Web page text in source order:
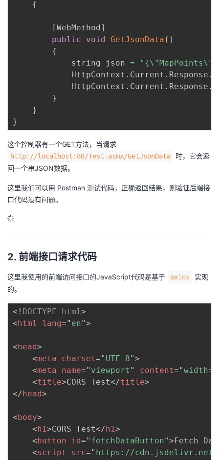
{
[WebMethod ]
public
void GetJsonData ( )
{
            string json
=
            HttpContext
. Current . Response .
            HttpContext
. Current . Response .
}
}
}
这个控制器有一个GET方法，当请求
http://localhost:80/Test.asmx/GetJsonData
时，它会返
回一个串JSON数据。
这里我们可以用 Postman 测试代码，正确返回结果，则验证后端接
口代码没有问题。
2. 前端接口请求代码
这里我使用的前端访问接口的JavaScript代码是基于 axios
实现
的。
<! DOCTYPE html>
< html lang=" en">
< head>
<meta charset=" UTF-8">
<meta name=" viewport " content="
<title>CORS Test</title>
</ head>
< body>
< h1>CORS Test</ h1>
< button id=" fetchDataButton"> Fetch
<script src=" https://cdn.jsdelivr.net/